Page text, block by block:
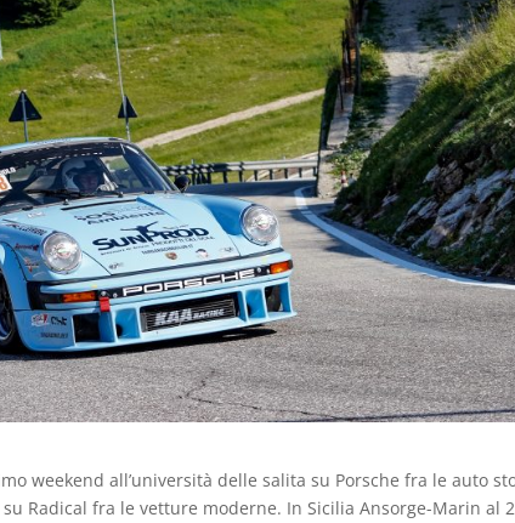
weekend all’università delle salita su Porsche fra le auto
Radical fra le vetture moderne. In Sicilia Ansorge-Marin al